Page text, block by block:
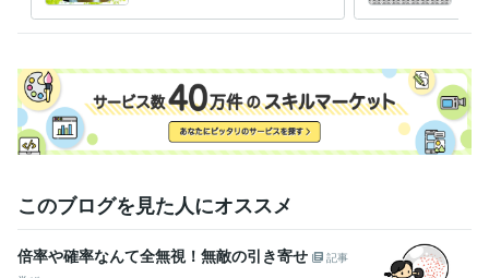
このブログを見た人にオススメ
倍率や確率なんて全無視！無敵の引き寄せ
記事